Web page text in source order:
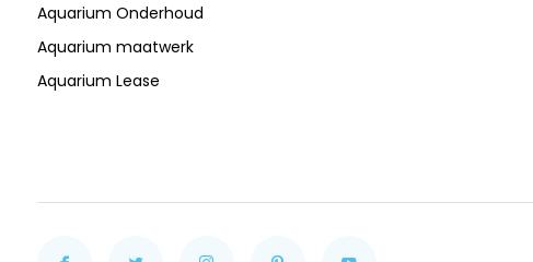
Aquarium Onderhoud
Aquarium maatwerk
Aquarium Lease